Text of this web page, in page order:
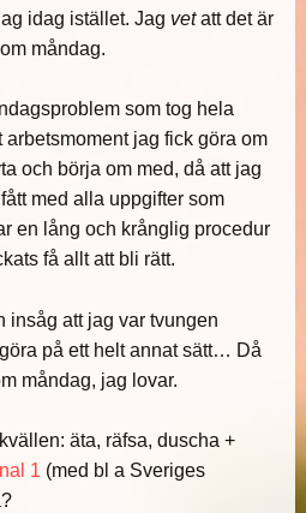
idag istället. Jag vetatt det är
måndag.
som tog hela
jag fick göra om
och börja om med, då att jag
med alla uppgifter som
en lång och krånglig procedur
få allt att bli rätt.
insåg att jag var tvungen
på ett helt annat sätt… Då
måndag, jag lovar.
äta, räfsa, duscha +
1 (med bl a Sveriges